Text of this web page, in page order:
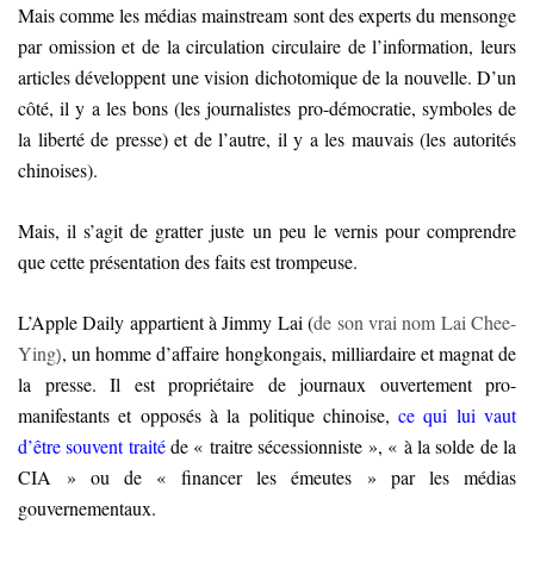
Mais comme les médias mainstream sont des experts du mensonge
par omission et de la circulation circulaire de l’information, leurs
articles développent une vision dichotomique de la nouvelle. D’un
côté, il y a les bons (les journalistes pro-démocratie, symboles de
la liberté de presse) et de l’autre, il y a les mauvais (les autorités
chinoises).
Mais, il s’agit de gratter juste un peu le vernis pour comprendre
que cette présentation des faits est trompeuse.
L’Apple Daily appartient à Jimmy Lai (de son vrai nom Lai Chee-
Ying), un homme d’affaire hongkongais, milliardaire et magnat de
la presse. Il est propriétaire de journaux ouvertement pro-
manifestants et opposés à la politique chinoise,ce qui lui vaut
d’être souvent traitéde « traitre sécessionniste », « à la solde de la
CIA » ou de « financer les émeutes » par les médias
gouvernementaux.